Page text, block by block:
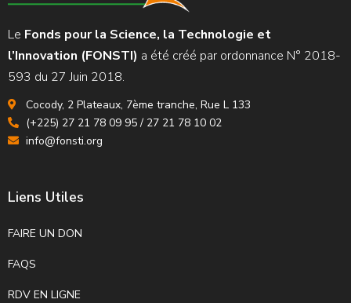
Le Fonds pour la Science, la Technologie et
l’Innovation (FONSTI) a été créé par ordonnance N° 2018-
593 du 27 Juin 2018.
Cocody, 2 Plateaux, 7ème tranche, Rue L 133
(+225) 27 21 78 09 95 / 27 21 78 10 02
info@fonsti.org
Liens Utiles
FAIRE UN DON
FAQS
RDV EN LIGNE